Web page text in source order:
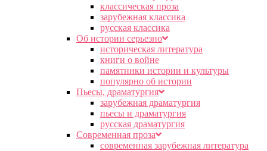
классическая проза
зарубежная классика
русская классика
Об истории серьезно
историческая литература
книги о войне
памятники истории и культуры
популярно об истории
Пьесы, драматургия
зарубежная драматургия
пьесы и драматургия
русская драматургия
Современная проза
современная зарубежная литература